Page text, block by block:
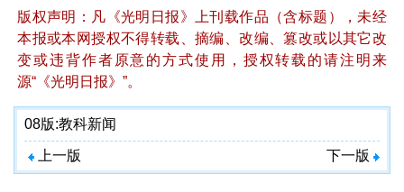
版权声明：凡《光明日报》上刊载作品（含标题），未经
本报或本网授权不得转载、摘编、改编、篡改或以其它改
变或违背作者原意的方式使用，授权转载的请注明来
源“《光明日报》”。
08版:教科新闻
上一版 下一版